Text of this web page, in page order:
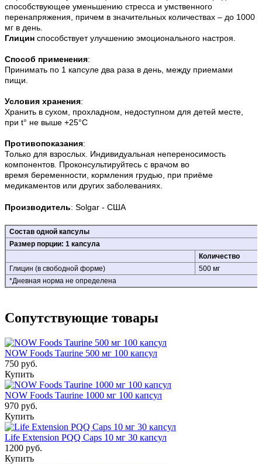
способствующее уменьшению стресса и умственного
перенапряжения, причем в значительных количествах – до 1000
мг в день.
Глицин способствует улучшению эмоционального настроя.
Способ применения:
Принимать по 1 капсуле два раза в день, между приемами
пищи.
Условия хранения:
Хранить в сухом, прохладном, недоступном для детей месте,
при t° не выше +25°С
Противопоказания:
Только для взрослых. Индивидуальная непереносимость
компонентов Проконсультируйтесь с врачом во
время беременности, кормления грудью, при приёме
медикаментов или других заболеваниях.
Производитель: Solgar - США
Состав одной капсулы
Размер порции: 1 капсула
Количество
Глицин (в свободной форме)
500 мг
*Дневная норма не определена
Сопутствующие товары
NOW Foods Taurine 500 мг 100 капсул
750 руб.
Купить
NOW Foods Taurine 1000 мг 100 капсул
970 руб.
Купить
Life Extension PQQ Caps 10 мг 30 капсул
1200 руб.
Купить